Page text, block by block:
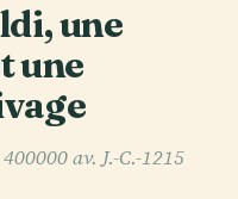
une
une
av. J.-C.-1215